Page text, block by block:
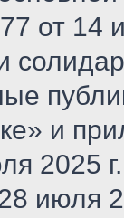
от 14
и
2025
июля